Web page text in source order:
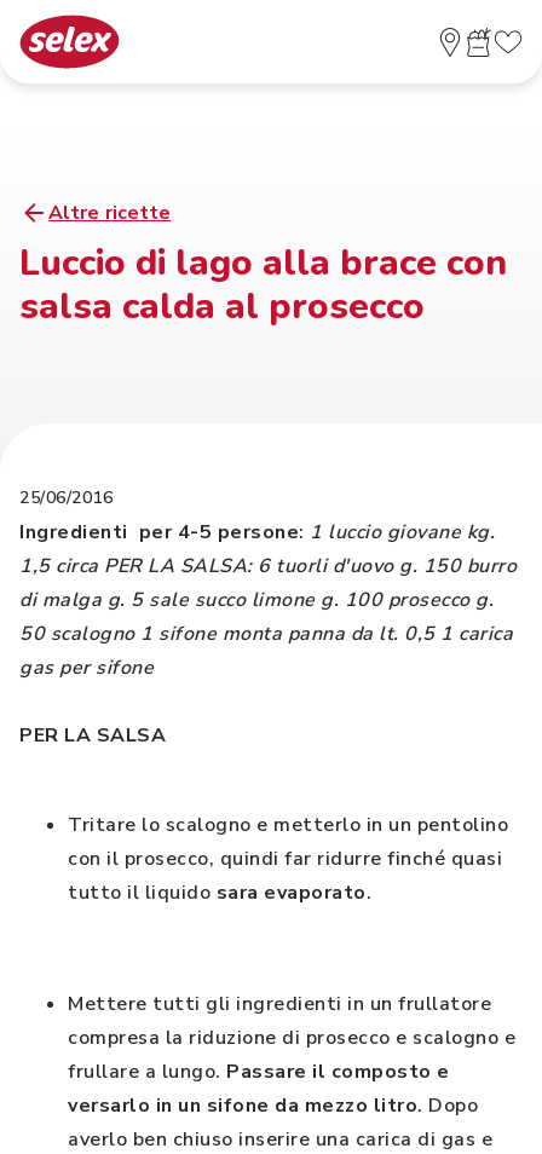
Altre ricette
Luccio di lago alla brace con
salsa calda al prosecco
25/06/2016
Ingredienti per 4-5 persone: 1 luccio giovane kg.
1,5 circa PER LA SALSA: 6 tuorli d'uovo g. 150 burro
di malga g. 5 sale succo limone g. 100 prosecco g.
50 scalogno 1 sifone monta panna da lt. 0,5 1 carica
gas per sifone
PER LA SALSA
Tritare lo scalogno e metterlo in un pentolino
con il prosecco, quindi far ridurre finché quasi
tutto il liquido sara evaporato.
Mettere tutti gli ingredienti in un frullatore
compresa la riduzione di prosecco e scalogno e
frullare a lungo. Passare il composto e
versarlo in un sifone da mezzo litro. Dopo
averlo ben chiuso inserire una carica di gas e